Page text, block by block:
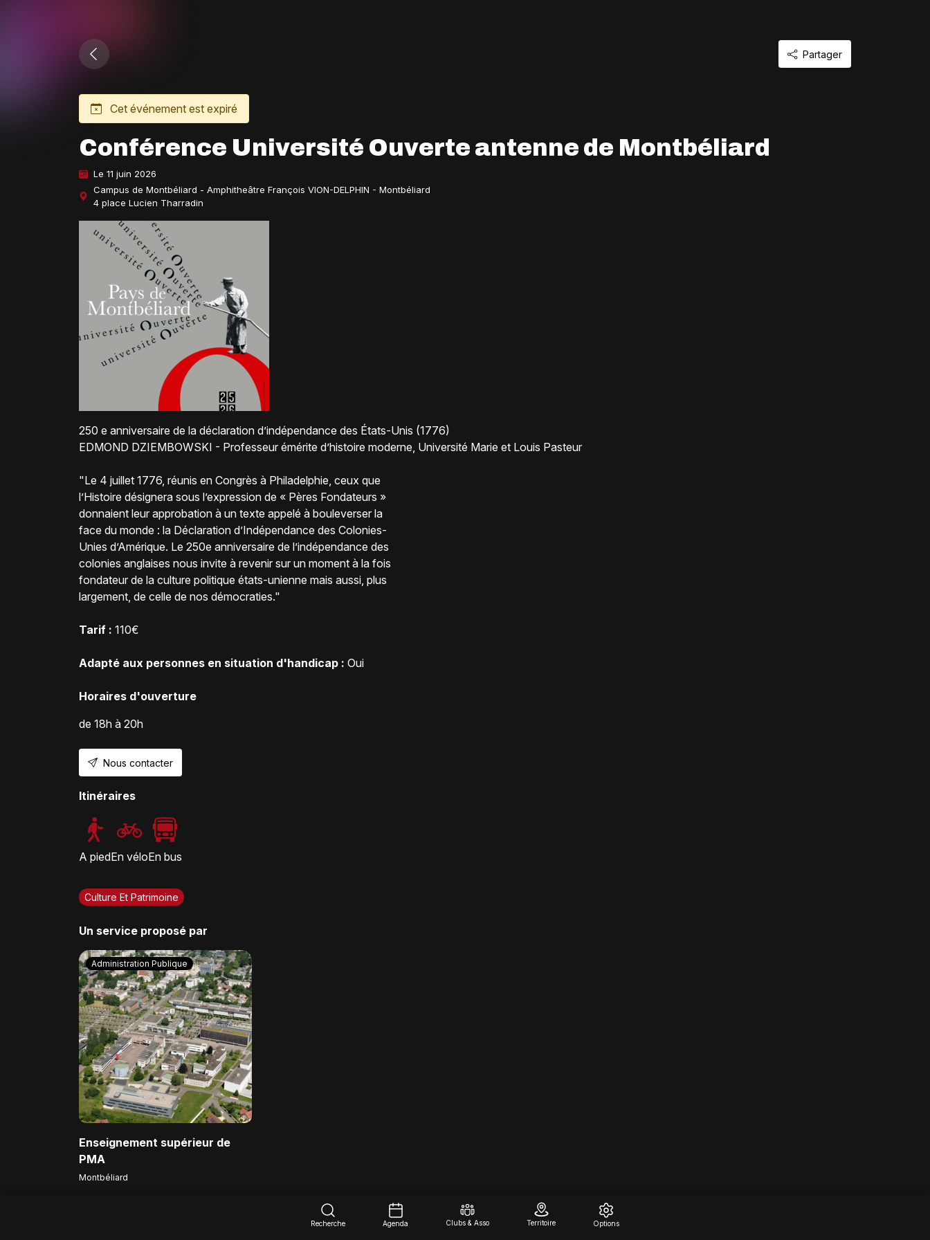
Partager
Cet événement est expiré
Conférence Université Ouverte antenne de Montbéliard
Le 11 juin 2026
Campus de Montbéliard - Amphitheâtre François VION-DELPHIN - Montbéliard
4 place Lucien Tharradin
250 e anniversaire de la déclaration d’indépendance des États-Unis (1776)
EDMOND DZIEMBOWSKI - Professeur émérite d’histoire moderne, Université Marie et Louis Pasteur
"Le 4 juillet 1776, réunis en Congrès à Philadelphie, ceux que
l’Histoire désignera sous l’expression de « Pères Fondateurs »
donnaient leur approbation à un texte appelé à bouleverser la
face du monde : la Déclaration d’Indépendance des Colonies-
Unies d’Amérique. Le 250e anniversaire de l’indépendance des
colonies anglaises nous invite à revenir sur un moment à la fois
fondateur de la culture politique états-unienne mais aussi, plus
largement, de celle de nos démocraties."
Tarif : 110€
Adapté aux personnes en situation d'handicap : Oui
Horaires d'ouverture
de 18h à 20h
Nous contacter
Itinéraires
A piedEn véloEn bus
Culture Et Patrimoine
Un service proposé par
Administration Publique
Enseignement supérieur de
PMA
Montbéliard
Recherche Agenda Clubs & Asso Territoire Options